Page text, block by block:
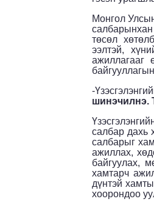
Монгол
төсөл
ээлтэй,
ажиллагааг
-
шинэчилнэ.
салбар дахь
салбарыг
ажиллах,
байгуулах,
хамтарч
дүнтэй
хоорондоо